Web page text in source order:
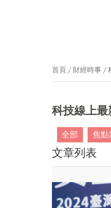
首頁 財經時事
科技線上
全部 焦點
文章列表